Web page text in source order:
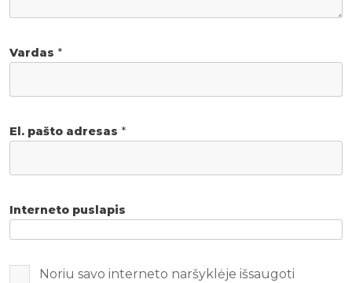
Vardas *
El. pašto adresas *
Interneto puslapis
Noriu savo interneto naršyklėje išsaugoti